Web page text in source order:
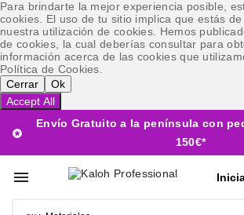
Para brindarte la mejor experiencia posible,
cookies. El uso de tu sitio implica que estás
nuestra utilización de cookies. Hemos
de cookies, la cual deberías consultar para
información acerca de las cookies que
Política de Cookies.
Cerrar
Ok
Accept All

Envío Gratuito a la península con
150€*
